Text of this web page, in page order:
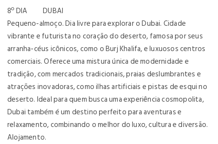
8º DIA DUBAI
Pequeno-almoço. Dia livre para explorar o Dubai. Cidade
vibrante e futurista no coração do deserto, famosa por seus
arranha-céus icônicos, como o Burj Khalifa, e luxuosos centros
comerciais. Oferece uma mistura única de modernidade e
tradição, com mercados tradicionais, praias deslumbrantes e
atrações inovadoras, como ilhas artificiais e pistas de esqui no
deserto. Ideal para quem busca uma experiência cosmopolita,
Dubai também é um destino perfeito para aventuras e
relaxamento, combinando o melhor do luxo, cultura e diversão.
Alojamento.